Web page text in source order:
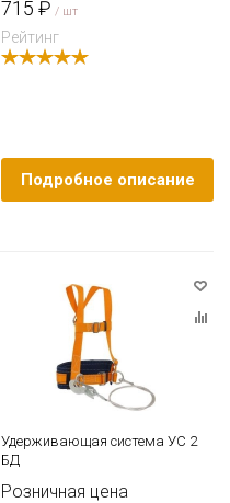
715 ₽ / шт
Рейтинг
Подробное описание
Удерживающая система УС 2
БД
Розничная цена